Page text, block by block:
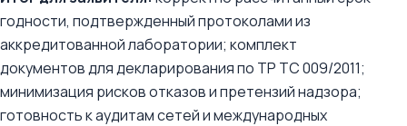
годности, подтвержденный протоколами из
аккредитованной лаборатории; комплект
документов для декларирования по ТР ТС 009/2011;
минимизация рисков отказов и претензий надзора;
готовность к аудитам сетей и международных